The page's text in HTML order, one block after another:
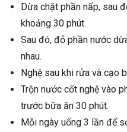
Dừa chặt phần nấp, sau
khoảng 30 phút.
Sau đó, đỏ phần nước
nhau.
Nghệ sau khi rửa và cạo
Trộn nước cốt nghệ vào
trước bữa ăn 30 phút.
Mỗi ngày uống 3 lần để